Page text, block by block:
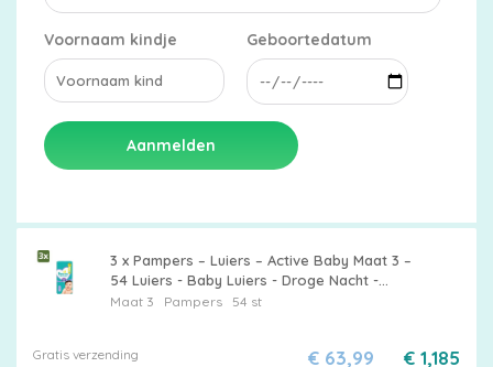
Voornaam kindje Geboortedatum
Aanmelden
3 x Pampers – Luiers – Active Baby Maat 3 –
54 Luiers - Baby Luiers - Droge Nacht -
Luchtdoorlatende Luier - Vocht Absorberend
Maat 3 Pampers54 st
Gratis verzending € 1,185
€ 63,99